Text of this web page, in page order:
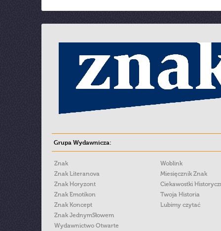
Grupa Wydawnicza:
Znak
Znak Literanova
Znak Horyzont
Znak Emotikon
Znak Koncept
Znak JednymSłowem
Wydawnictwo Otwarte
Woblink
Miesięcznik Znak
Ciekawostki
Twoja Historia
Lubimy czytać